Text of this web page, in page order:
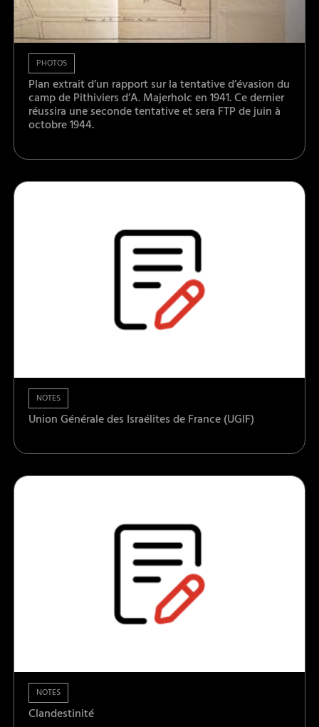
PHOTOS
Plan extrait d’un rapport sur la tentative d’évasion du
camp de Pithiviers d’A. Majerholc en 1941. Ce dernier
réussira une seconde tentative et sera FTP de juin à
octobre 1944.
NOTES
Union Générale des Israélites de France (UGIF)
NOTES
Clandestinité